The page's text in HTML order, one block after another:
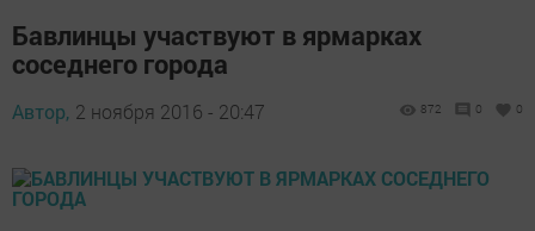
Бавлинцы участвуют в ярмарках
соседнего города
Автор, 2 ноября 2016 - 20:47 872 0 0